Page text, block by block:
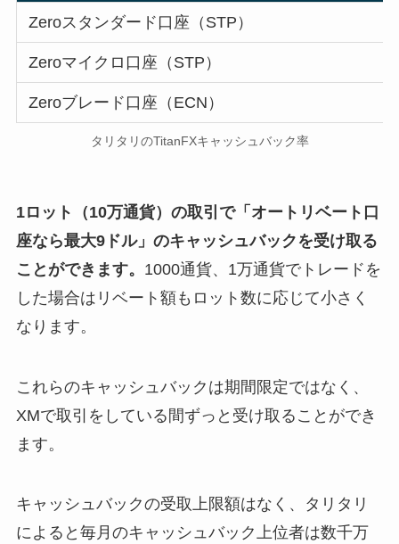
Zeroスタンダード口座（STP）
Zeroマイクロ口座（STP）
Zeroブレード口座（ECN）
タリタリのTitanFXキャッシュバック率
1ロット（10万通貨）の取引で「オートリベート口
座なら最大9ドル」のキャッシュバックを受け取る
ことができます。 1000通貨、1万通貨でトレードを
した場合はリベート額もロット数に応じて小さく
なります。
これらのキャッシュバックは期間限定ではなく、
XMで取引をしている間ずっと受け取ることができ
ます。
キャッシュバックの受取上限額はなく、タリタリ
によると毎月のキャッシュバック上位者は数千万